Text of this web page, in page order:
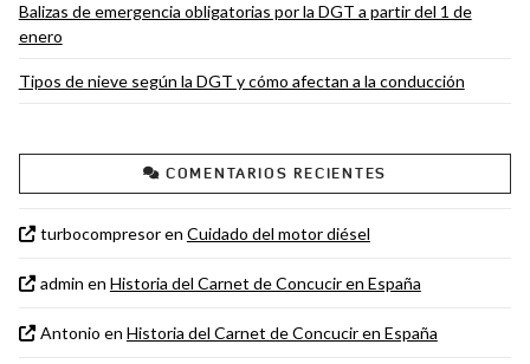
Balizas de emergencia obligatorias por la DGT a partir del 1 de
enero
Tipos de nieve según la DGT y cómo afectan a la conducción
COMENTARIOS RECIENTES
turbocompresoren Cuidado del motor diésel
admin en Historia del Carnet de Concucir en España
Antonio en Historia del Carnet de Concucir en España